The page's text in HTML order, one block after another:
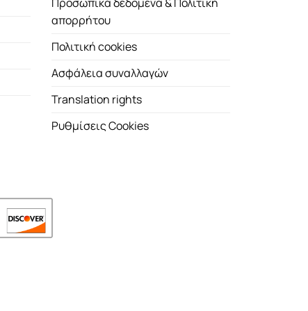
απορρήτου
Πολιτική cookies
Ασφάλεια συναλλαγών
Translation rights
Ρυθμίσεις Cookies